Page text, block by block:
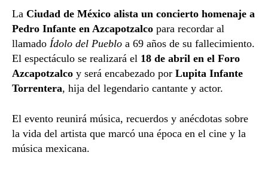
La Ciudad de México alista un concierto homenaje a
Pedro Infante en Azcapotzalco para recordar al
llamado Ídolo del Pueblo a 69 años de su fallecimiento.
El espectáculo se realizará el 18 de abril en el Foro
Azcapotzalco y será encabezado por Lupita Infante
Torrentera, hija del legendario cantante y actor.
El evento reunirá música, recuerdos y anécdotas sobre
la vida del artista que marcó una época en el cine y la
música mexicana.